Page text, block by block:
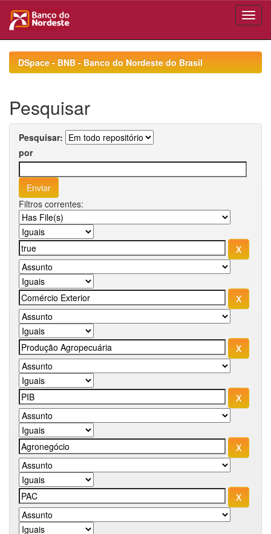
navigationDSpace - BNB - Banco do Nordeste do Brasil
Pesquisar
Pesquisar:
por
Filtros correntes: